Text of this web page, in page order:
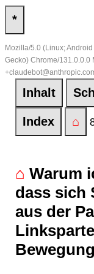
*
Mozilla/5.0 (Linux;
Gecko) Chrome/131.0.0.0
Inhalt
Index ⌂
⌂ Warum
dass sich
aus der